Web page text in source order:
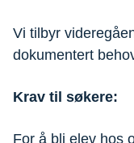
Vi tilbyr
dokumentert
Krav til søkere:
For å bli elev hos